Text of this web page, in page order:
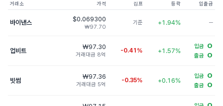
거래소 가격 김프 등락 입출금
바이낸스 $0.069300
₩97.70
기준 +1.94% ─
업비트
₩97.30
거래대금 8억
-0.41% +1.57%
입금 O
출금 O
빗썸
₩97.36
거래대금 5억
-0.35% +0.16%
입금 O
출금 O